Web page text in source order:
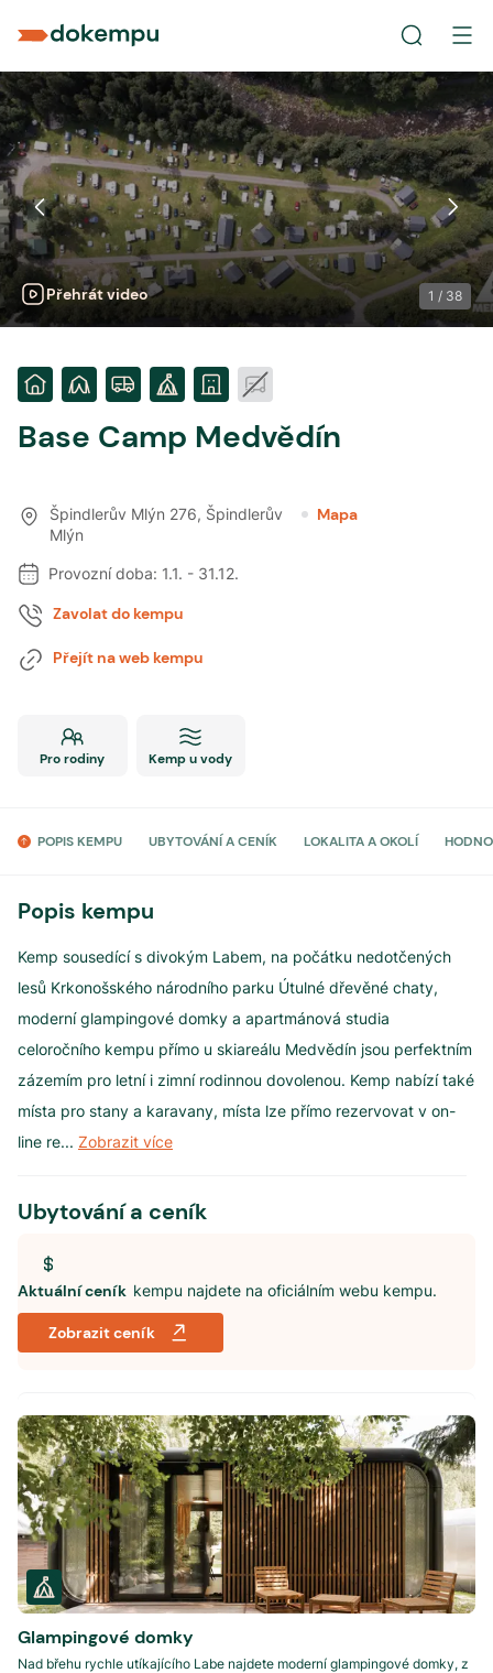
1 / 38
Přehrát video
Base Camp Medvědín
Špindlerův Mlýn 276, Špindlerův
Mlýn
Mapa
Provozní doba: 1.1. - 31.12.
Zavolat do kempu
Přejít na web kempu
Pro rodiny Kemp u vody
POPIS KEMPU UBYTOVÁNÍ A CENÍK LOKALITA A OKOLÍ
Popis kempu
Kemp sousedící s divokým Labem, na počátku nedotčených
lesů Krkonošského národního parku Útulné dřevěné chaty,
moderní glampingové domky a apartmánová studia
celoročního kempu přímo u skiareálu Medvědín jsou perfektním
zázemím pro letní i zimní rodinnou dovolenou. Kemp nabízí také
místa pro stany a karavany, místa lze přímo rezervovat v on-
line re... Zobrazit více
Ubytování a ceník
Aktuální ceník kempu najdete na oficiálním webu kempu.
Zobrazit ceník
Glampingové domky
Nad břehu rychle utíkajícího Labe najdete moderní glampingové domky, z